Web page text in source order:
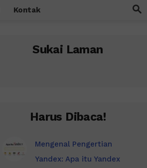
Kontak
Sukai Laman
Harus Dibaca!
Mengenal Pengertian
Yandex: Apa itu Yandex